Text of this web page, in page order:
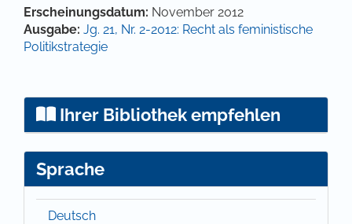
Artikel-Details
Erscheinungsdatum: November 2012
Ausgabe: Jg. 21, Nr. 2-2012: Recht als feministische
Politikstrategie
Ihrer Bibliothek empfehlen
Sprache
Deutsch